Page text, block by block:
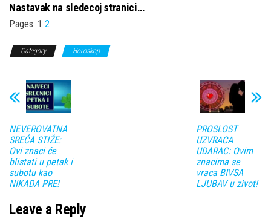
Nastavak na sledecoj stranici…
Pages: 1 2
Category Horoskop
NEVEROVATNA
SREĆA STIŽE:
Ovi znaci će
blistati u petak i
subotu kao
NIKADA PRE!
PROSLOST
UZVRACA
UDARAC: Ovim
znacima se
vraca BIVSA
LJUBAV u zivot!
Leave a Reply